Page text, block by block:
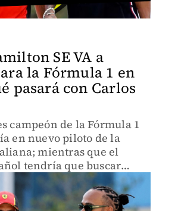
SE VA a
la Fórmula 1 en
pasará con Carlos
campeón de la Fórmula 1
en nuevo piloto de la
mientras que el
tendría que buscar